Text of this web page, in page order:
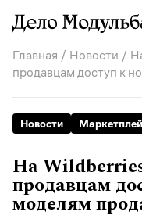
Главная / Новости /
продавцам доступ к
Новости
На
продавцам
моделям